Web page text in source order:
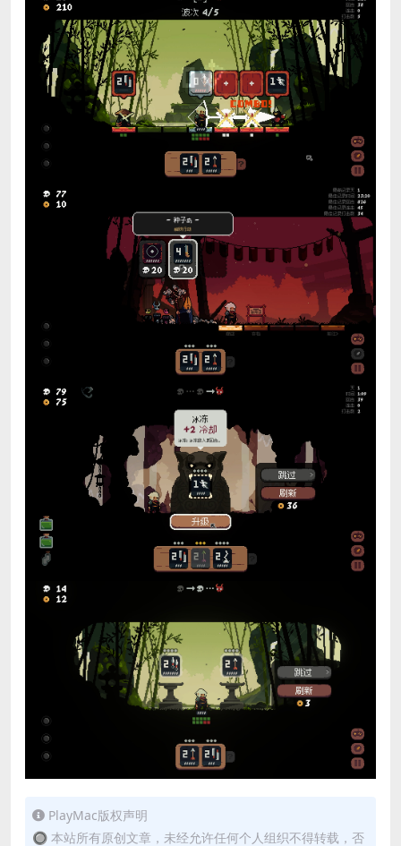
PlayMac版权声明
🔘 本站所有原创文章，未经允许任何个人组织不得转载，否